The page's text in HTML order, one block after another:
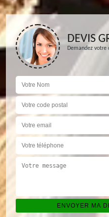
DEVIS
Demandez